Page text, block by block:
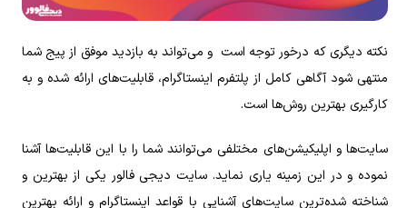
نکته دیگری که درخور توجه است و می‌تواند به بازدید موفق از پیج شما
منتهی شود آگاهی کامل از پلتفرم‌ اینستاگرام، قابلیت‌های ارائه شده و به
کارگیری بهترین روش‌ها است.
سایت‌ها و اپلیکیشن‌های مختلفی می‌توانند شما را با این قابلیت‌ها آشنا
نموده و در این زمینه یاری نماید. سایت دیجی فالور یکی از بهترین و
شناخته شده‌ترین سایت‌های آشنایی با قواعد اینستاگرام و ارائه بهترین